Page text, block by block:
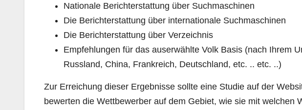
Nationale Berichterstattung über Suchmaschinen
Die Berichterstattung über internationale Suchmaschinen
Die Berichterstattung über Verzeichnis
Empfehlungen für das auserwählte Volk Basis (nach Ihrem
Russland, China, Frankreich, Deutschland, etc. .. etc. ..)
Zur Erreichung dieser Ergebnisse sollte eine Studie auf der
bewerten die Wettbewerber auf dem Gebiet, wie sie mit welchen